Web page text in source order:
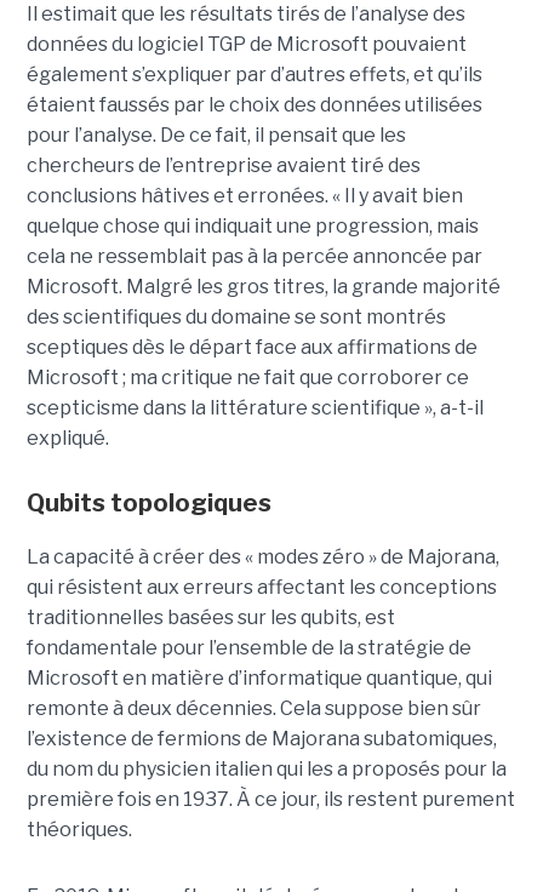
Il estimait que les résultats tirés de l’analyse des
données du logiciel TGP de Microsoft pouvaient
également s’expliquer par d’autres effets, et qu’ils
étaient faussés par le choix des données utilisées
pour l’analyse. De ce fait, il pensait que les
chercheurs de l’entreprise avaient tiré des
conclusions hâtives et erronées. « Il y avait bien
quelque chose qui indiquait une progression, mais
cela ne ressemblait pas à la percée annoncée par
Microsoft. Malgré les gros titres, la grande majorité
des scientifiques du domaine se sont montrés
sceptiques dès le départ face aux affirmations de
Microsoft ; ma critique ne fait que corroborer ce
scepticisme dans la littérature scientifique », a-t-il
expliqué.
Qubits topologiques
La capacité à créer des « modes zéro » de Majorana,
qui résistent aux erreurs affectant les conceptions
traditionnelles basées sur les qubits, est
fondamentale pour l’ensemble de la stratégie de
Microsoft en matière d’informatique quantique, qui
remonte à deux décennies. Cela suppose bien sûr
l’existence de fermions de Majorana subatomiques,
du nom du physicien italien qui les a proposés pour la
première fois en 1937. À ce jour, ils restent purement
théoriques.